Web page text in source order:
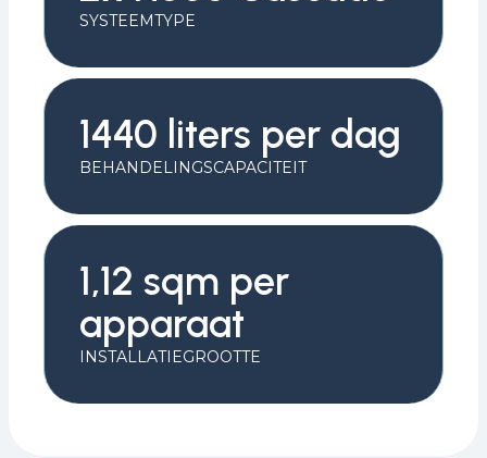
SYSTEEMTYPE
1440 liters per dag
BEHANDELINGSCAPACITEIT
1,12 sqm per
apparaat
INSTALLATIEGROOTTE